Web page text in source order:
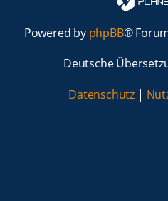
Powered by phpBB®
Deutsche
Datenschutz |